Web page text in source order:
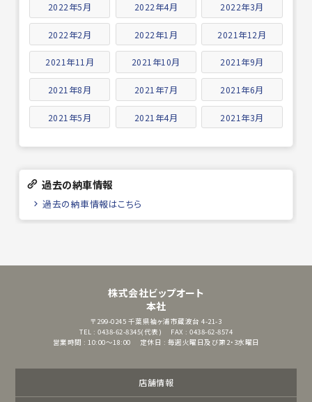
2022年5月 2022年4月 2022年3月
2022年2月 2022年1月 2021年12月
2021年11月 2021年10月 2021年9月
2021年8月 2021年7月 2021年6月
2021年5月 2021年4月 2021年3月
過去の納車情報
過去の納車情報はこちら
株式会社ビップオート
本社
〒299-0245 千葉県袖ヶ浦市蔵波台 4-21-3
TEL : 0438-62-8345(代表)
FAX : 0438-62-8574
営業時間 : 10:00～18:00
定休日 : 毎週火曜日及び第2・3水曜日
店舗情報